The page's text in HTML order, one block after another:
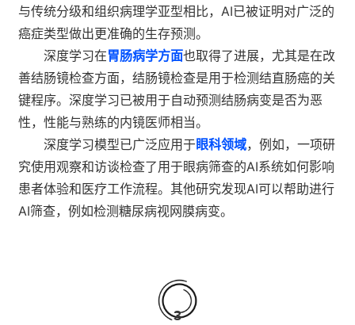
与传统分级和组织病理学亚型相比，AI已被证明对广泛的
癌症类型做出更准确的生存预测。
深度学习在胃肠病学方面也取得了进展，尤其是在改
善结肠镜检查方面，结肠镜检查是用于检测结直肠癌的关
键程序。深度学习已被用于自动预测结肠病变是否为恶
性，性能与熟练的内镜医师相当。
深度学习模型已广泛应用于眼科领域，例如，一项研
究使用观察和访谈检查了用于眼病筛查的AI系统如何影响
患者体验和医疗工作流程。其他研究发现AI可以帮助进行
AI筛查，例如检测糖尿病视网膜病变。
3